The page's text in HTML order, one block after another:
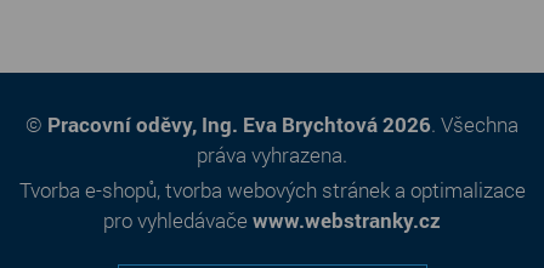
© Pracovní oděvy, Ing. Eva Brychtová 2026. Všechna
práva vyhrazena.
Tvorba e-shopů,tvorba webových stráneka optimalizace
pro vyhledávače www.webstranky.cz